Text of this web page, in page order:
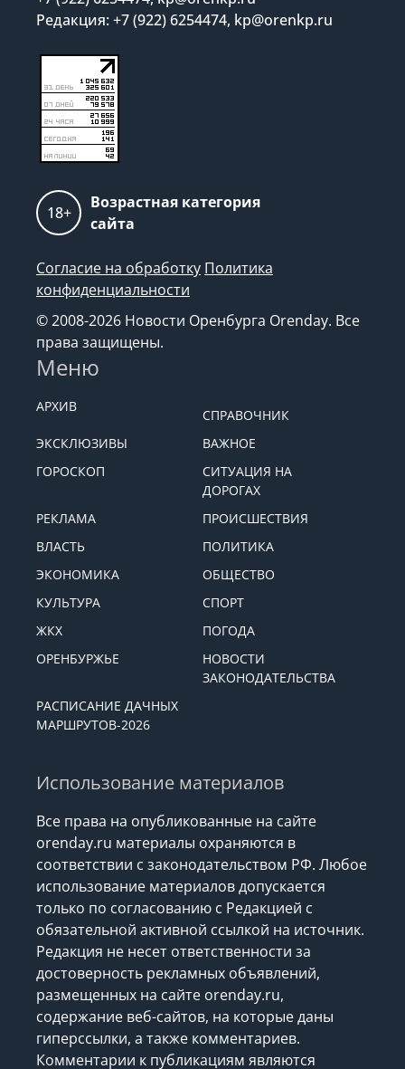
Редакция: +7 (922) 6254474, kp@orenkp.ru
18+
Возрастная категория
сайта
Согласие на обработку Политика
конфиденциальности
© 2008-2026 Новости Оренбурга Orenday. Все
права защищены.
Меню
АРХИВ
СПРАВОЧНИК
ЭКСКЛЮЗИВЫ
ВАЖНОЕ
ГОРОСКОП
СИТУАЦИЯ НА
ДОРОГАХ
РЕКЛАМА
ПРОИСШЕСТВИЯ
ВЛАСТЬ
ПОЛИТИКА
ЭКОНОМИКА
ОБЩЕСТВО
КУЛЬТУРА
СПОРТ
ЖКХ
ПОГОДА
ОРЕНБУРЖЬЕ
НОВОСТИ
ЗАКОНОДАТЕЛЬСТВА
РАСПИСАНИЕ ДАЧНЫХ
МАРШРУТОВ-2026
Использование материалов
Все права на опубликованные на сайте
orenday.ru материалы охраняются в
соответствии с законодательством РФ. Любое
использование материалов допускается
только по согласованию с Редакцией с
обязательной активной ссылкой на источник.
Редакция не несет ответственности за
достоверность рекламных объявлений,
размещенных на сайте orenday.ru,
содержание веб-сайтов, на которые даны
гиперссылки, а также комментариев.
Комментарии к публикациям являются